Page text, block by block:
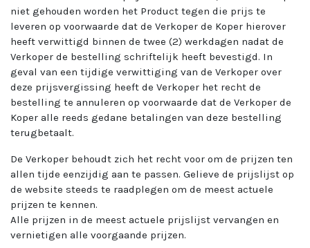
niet gehouden worden het Product tegen die prijs te
leveren op voorwaarde dat de Verkoper de Koper hierover
heeft verwittigd binnen de twee (2) werkdagen nadat de
Verkoper de bestelling schriftelijk heeft bevestigd. In
geval van een tijdige verwittiging van de Verkoper over
deze prijsvergissing heeft de Verkoper het recht de
bestelling te annuleren op voorwaarde dat de Verkoper de
Koper alle reeds gedane betalingen van deze bestelling
terugbetaalt.
De Verkoper behoudt zich het recht voor om de prijzen ten
allen tijde eenzijdig aan te passen. Gelieve de prijslijst op
de website steeds te raadplegen om de meest actuele
prijzen te kennen.
Alle prijzen in de meest actuele prijslijst vervangen en
vernietigen alle voorgaande prijzen.